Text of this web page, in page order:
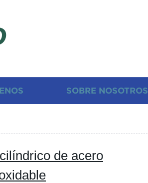
SOBRE NOSOTROS
de acero